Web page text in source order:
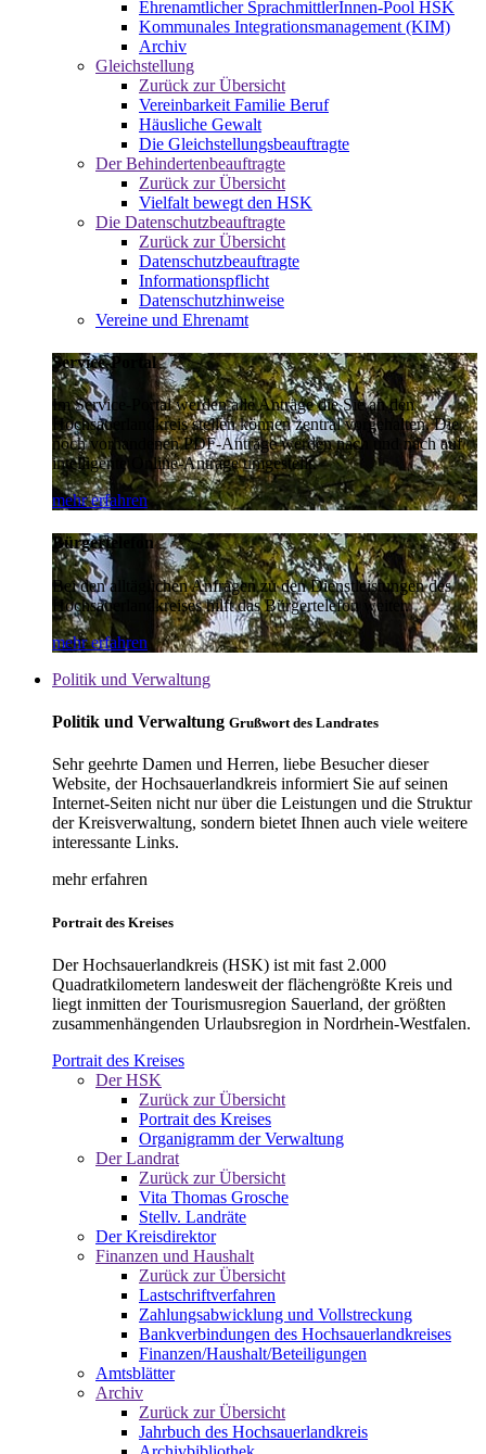
Ehrenamtlicher SprachmittlerInnen-Pool HSK
Kommunales Integrationsmanagement (KIM)
Archiv
Gleichstellung
Zurück zur Übersicht
Vereinbarkeit Familie Beruf
Häusliche Gewalt
Die Gleichstellungsbeauftragte
Der Behindertenbeauftragte
Zurück zur Übersicht
Vielfalt bewegt den HSK
Die Datenschutzbeauftragte
Zurück zur Übersicht
Datenschutzbeauftragte
Informationspflicht
Datenschutzhinweise
Vereine und Ehrenamt
Service-Portal
Im Service-Portal werden alle Anträge die Sie an den
Hochsauerlandkreis stellen können zentral vorgehalten. Die
noch vorhandenen PDF-Anträge werden nach und nach auf
intelligente Online-Anträge umgestellt.
mehr erfahren
Bürgertelefon
Bei den alltäglichen Anfragen zu den Dienstleistungen des
Hochsauerlandkreises hilft das Bürgertelefon weiter.
mehr erfahren
Politik und Verwaltung
Politik und Verwaltung Grußwort des Landrates
Sehr geehrte Damen und Herren, liebe Besucher dieser
Website, der Hochsauerlandkreis informiert Sie auf seinen
Internet-Seiten nicht nur über die Leistungen und die Struktur
der Kreisverwaltung, sondern bietet Ihnen auch viele weitere
interessante Links.
mehr erfahren
Portrait des Kreises
Der Hochsauerlandkreis (HSK) ist mit fast 2.000
Quadratkilometern landesweit der flächengrößte Kreis und
liegt inmitten der Tourismusregion Sauerland, der größten
zusammenhängenden Urlaubsregion in Nordrhein-Westfalen.
Portrait des Kreises
Der HSK
Zurück zur Übersicht
Portrait des Kreises
Organigramm der Verwaltung
Der Landrat
Zurück zur Übersicht
Vita Thomas Grosche
Stellv. Landräte
Der Kreisdirektor
Finanzen und Haushalt
Zurück zur Übersicht
Lastschriftverfahren
Zahlungsabwicklung und Vollstreckung
Bankverbindungen des Hochsauerlandkreises
Finanzen/Haushalt/Beteiligungen
Amtsblätter
Archiv
Zurück zur Übersicht
Jahrbuch des Hochsauerlandkreis